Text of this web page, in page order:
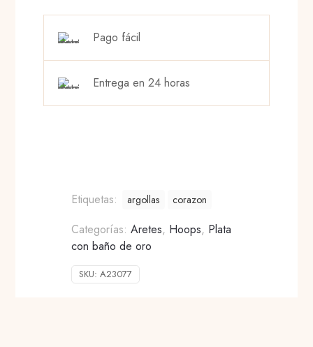
Pago fácil
Entrega en 24 horas
Etiquetas: argollas corazon
Categorías:Aretes, Hoops, Plata
con baño de oro
SKU:A23077